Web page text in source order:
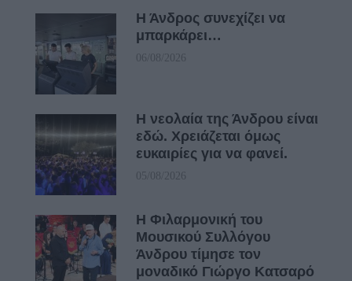
Η Άνδρος συνεχίζει να
μπαρκάρει…
06/08/2026
Η νεολαία της Άνδρου είναι
εδώ. Χρειάζεται όμως
ευκαιρίες για να φανεί.
05/08/2026
Η Φιλαρμονική του
Μουσικού Συλλόγου
Άνδρου τίμησε τον
μοναδικό Γιώργο Κατσαρό